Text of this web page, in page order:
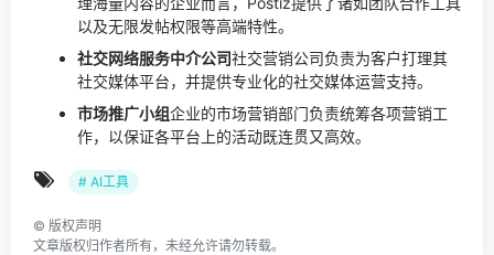
以及无限发帖权限等高端特性。
社交网络服务中介公司社交营销公司负责为客户打理其
社交媒体平台，并提供专业化的社交媒体运营支持。
市场推广小组企业的市场营销部门负责统筹各项营销工
作，以保证各平台上的活动既连贯又高效。
# AI工具
© 版权声明
文章版权归作者所有，未经允许请勿转载。